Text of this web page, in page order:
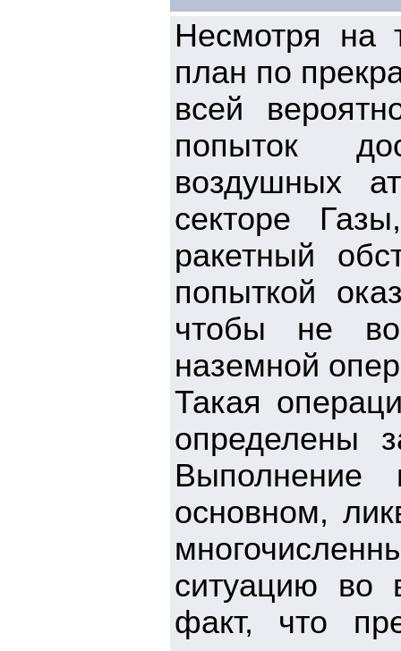
Несмотря на
план по
всей
попыток
воздушных
секторе
ракетный
попыткой
чтобы не
наземной
Такая
определены
Выполнение
основном,
ситуацию во
факт, что